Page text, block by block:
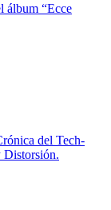
álbum “Ecce
del Tech-
Distorsión.